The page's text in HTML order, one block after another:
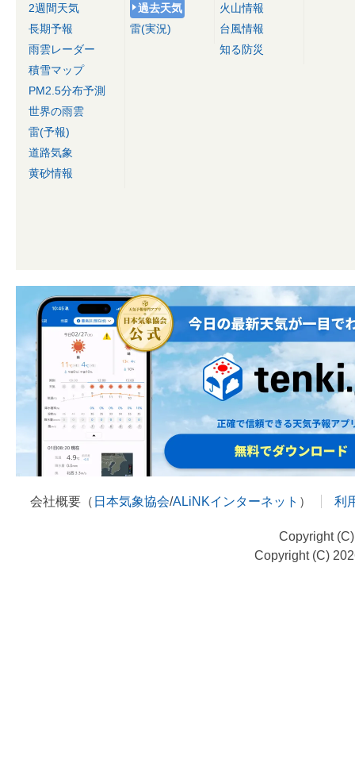
2週間天気
長期予報
雨雲レーダー
積雪マップ
PM2.5分布予測
世界の雨雲
雷(予報)
道路気象
黄砂情報
過去天気
雷(実況)
火山情報
台風情報
知る防災
会社概要（ 日本気象協会/ALiNKインターネット ） 利
Copyright
Copyright (C)